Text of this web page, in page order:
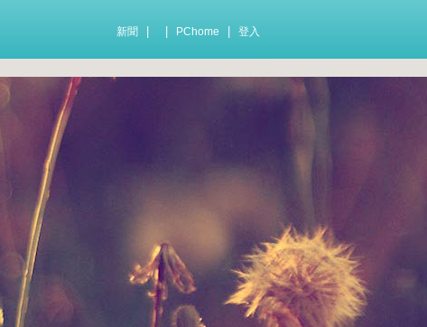
新聞 PChome 登入